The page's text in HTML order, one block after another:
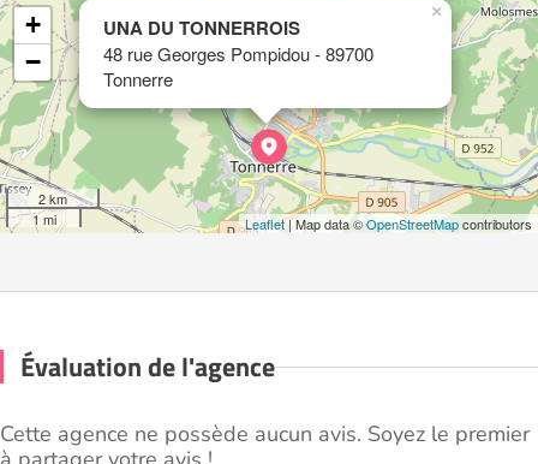
UNA DU TONNERROIS
48 rue Georges Pompidou - 89700
Tonnerre
×
+
−
2 km
1 mi
Leaflet| Map data ©OpenStreetMapcontributors
Évaluation de l'agence
Cette agence ne possède aucun avis. Soyez le premier